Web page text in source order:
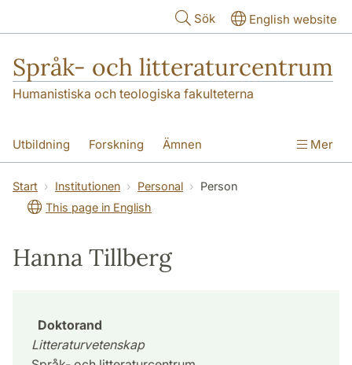
Sök English website
Språk- och litteraturcentrum
Humanistiska och teologiska fakulteterna
Utbildning Forskning Ämnen
SOL-husen Kontakt Institutionen
översättning till svenska
Mer
Start Institutionen Personal
Person
This page in English
Hanna Tillberg
Doktorand
Litteraturvetenskap